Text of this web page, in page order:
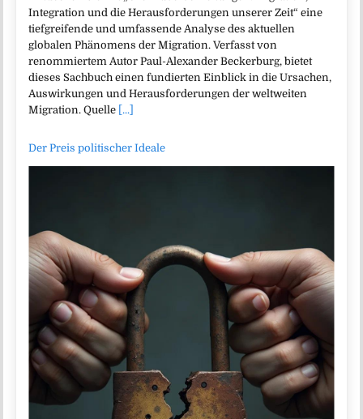
Integration und die Herausforderungen unserer Zeit“ eine
tiefgreifende und umfassende Analyse des aktuellen
globalen Phänomens der Migration. Verfasst von
renommiertem Autor Paul-Alexander Beckerburg, bietet
dieses Sachbuch einen fundierten Einblick in die Ursachen,
Auswirkungen und Herausforderungen der weltweiten
Migration. Quelle [...]
Der Preis politischer Ideale